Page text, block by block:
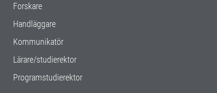
Forskare
Handläggare
Kommunikatör
Lärare/studierektor
Programstudierektor